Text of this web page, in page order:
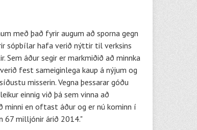
með það fyrir augum að sporna gegn
sópbílar hafa verið nýttir til verksins
áður segir er markmiðið að minnka
fest sameiginlega kaup á nýjum og
misserin. Vegna þessarar góðu
einnig við þá sem vinna að
en oftast áður og er nú kominn í
67 milljónir árið 2014."